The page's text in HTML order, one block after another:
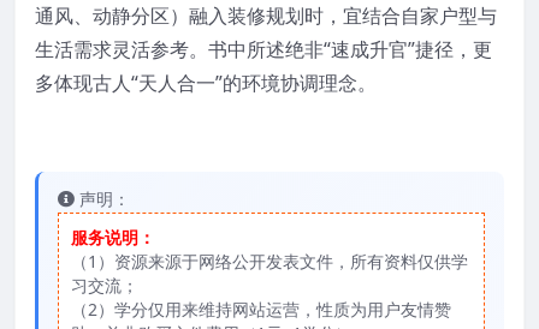
通风、动静分区）融入装修规划时，宜结合自家户型与
生活需求灵活参考。书中所述绝非“速成升官”捷径，更
多体现古人“天人合一”的环境协调理念。
声明：
服务说明：
（1）资源来源于网络公开发表文件，所有资料仅供学
习交流；
（2）学分仅用来维持网站运营，性质为用户友情赞